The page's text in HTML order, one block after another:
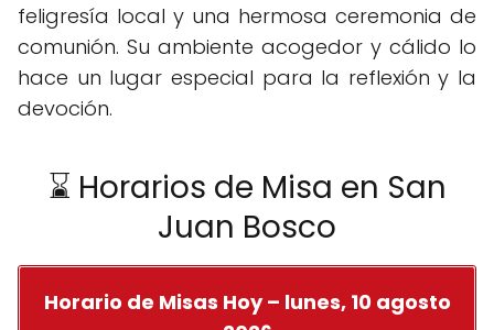
feligresía local y una hermosa ceremonia de
comunión. Su ambiente acogedor y cálido lo
hace un lugar especial para la reflexión y la
devoción.
⌛ Horarios de Misa en San
Juan Bosco
Horario de Misas Hoy – lunes, 10 agosto